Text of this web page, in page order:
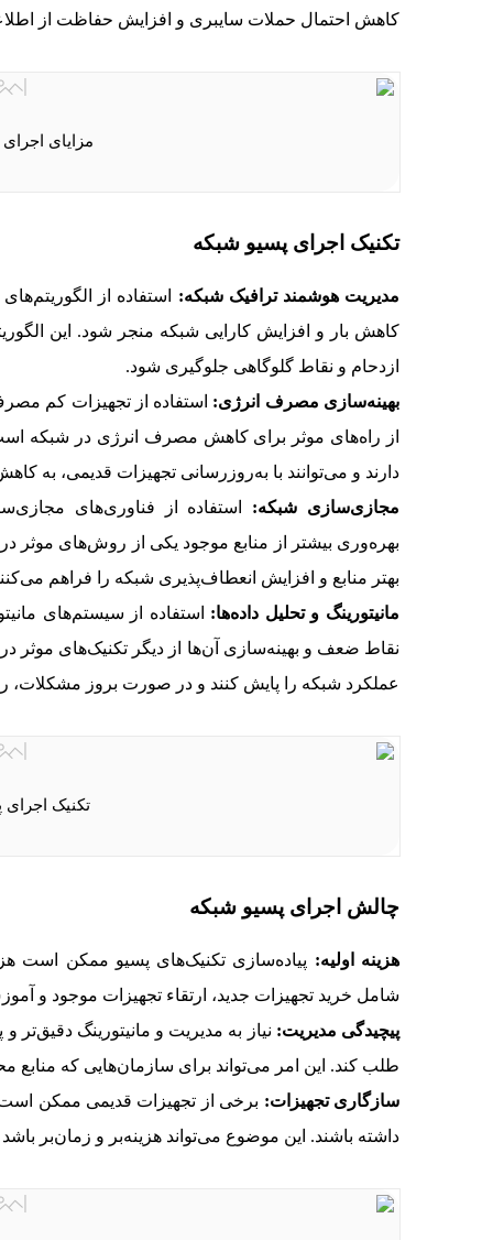
کاهش احتمال حملات سایبری و افزایش حفاظت از
مزایای
تکنیک اجرای پسیو شبکه
مدیریت هوشمند ترافیک شبکه: استفاده از
کاهش بار و افزایش کارایی شبکه منجر شود. این
ازدحام و نقاط گلوگاهی جلوگیری شود.
بهینه‌سازی مصرف انرژی: استفاده از تجهیزات کم
از راه‌های موثر برای کاهش مصرف انرژی در شبکه
دارند و می‌توانند با به‌روزرسانی تجهیزات قدیمی، به
مجازی‌سازی شبکه: استفاده از فناوری‌های
بهره‌وری بیشتر از منابع موجود یکی از روش‌های موثر
بهتر منابع و افزایش انعطاف‌پذیری شبکه را فراهم
مانیتورینگ و تحلیل داده‌ها: استفاده از سیستم‌های
نقاط ضعف و بهینه‌سازی آن‌ها از دیگر تکنیک‌های موثر
عملکرد شبکه را پایش کنند و در صورت بروز مشکلات،
تکنیک
چالش اجرای پسیو شبکه
هزینه اولیه: پیاده‌سازی تکنیک‌های پسیو ممکن است
شامل خرید تجهیزات جدید، ارتقاء تجهیزات موجود و
پیچیدگی مدیریت: نیاز به مدیریت و مانیتورینگ
طلب کند. این امر می‌تواند برای سازمان‌هایی که منابع
سازگاری تجهیزات: برخی از تجهیزات قدیمی ممکن است
داشته باشند. این موضوع می‌تواند هزینه‌بر و زمان‌بر باشد